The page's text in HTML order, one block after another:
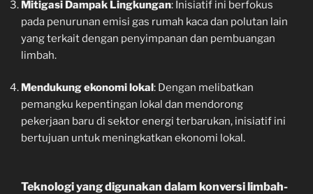
Mitigasi Dampak Lingkungan: Inisiatif ini berfokus
pada penurunan emisi gas rumah kaca dan polutan lain
yang terkait dengan penyimpanan dan pembuangan
limbah.
Mendukung ekonomi lokal: Dengan melibatkan
pemangku kepentingan lokal dan mendorong
pekerjaan baru di sektor energi terbarukan, inisiatif ini
bertujuan untuk meningkatkan ekonomi lokal.
Teknologi yang digunakan dalam konversi limbah-